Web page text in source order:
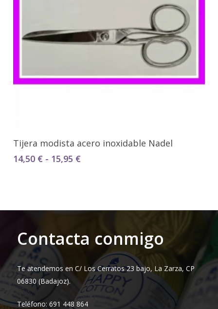
Seleccionar Opciones
Tijera modista acero inoxidable Nadel
14,50 € - 15,95 €Rango
hasta
Contacta conmigo
Te atendemos en C/ Los Cerratos 23 bajo, La Zarza, CP
06830 (Badajoz).
Teléfono: 691 448 864